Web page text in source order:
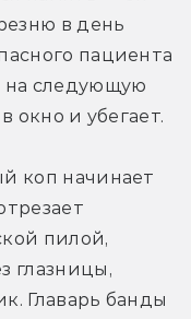
в день
пациента
на следующую
окно и убегает.
коп начинает
пилой,
глазницы,
Главарь банды